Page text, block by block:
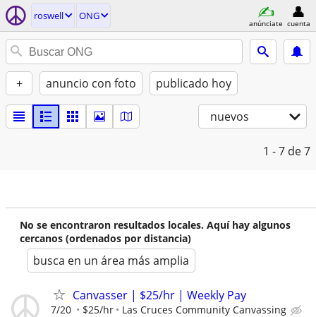
roswell ONG
anúnciate cuenta
+ anuncio con foto publicado hoy
nuevos
1 - 7 de 7
No se encontraron resultados locales. Aquí hay algunos
cercanos (ordenados por distancia)
busca en un área más amplia
Canvasser | $25/hr | Weekly Pay
7/20 $25/hr Las Cruces Community Canvassing